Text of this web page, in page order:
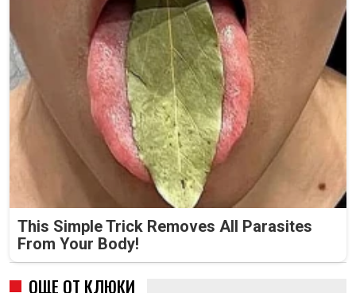
This Simple Trick Removes All Parasites
From Your Body!
ОЩЕ ОТ КЛЮКИ